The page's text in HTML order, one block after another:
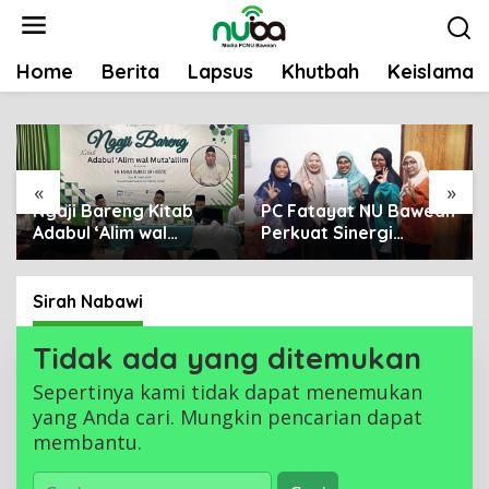
a
Home Berita Lapsus Khutbah Keislaman
« »
Ngaji Bareng Kitab
Adabul ‘Alim wal
Muta’allim, Pengurus
NU Se-Bawean
Perkuat Tradisi
Keilmuan
PC Fatayat NU Bawean
Perkuat Sinergi
dengan DLH Gresik
untuk Pelestarian
Sirah Nabawi
Tidak ada yang ditemukan
Sepertinya kami tidak dapat menemukan
yang Anda cari. Mungkin pencarian dapat
membantu.
C